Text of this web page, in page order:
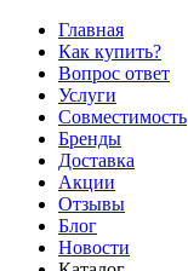
Главная
Как купить?
Вопрос ответ
Услуги
Совместимость
Бренды
Доставка
Акции
Отзывы
Блог
Новости